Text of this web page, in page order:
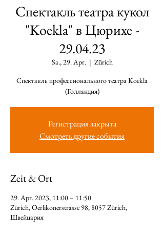
Cпектакль театра кукол
"Koekla" в Цюрихе -
29.04.23
Sa., 29. Apr.
  |
Zürich
Cпектакль профессионального театра Koekla
(Голландия)
Регистрация закрыта
Смотреть другие события
Zeit & Ort
29. Apr. 2023, 11:00 – 11:50
Zürich, Oerlikonerstrasse 98, 8057 Zürich,
Швейцария